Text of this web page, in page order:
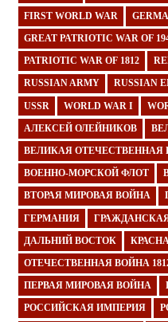
FIRST WORLD WAR
GREAT PATRIOTIC WAR OF
PATRIOTIC WAR OF 1812
RUSSIAN ARMY RUSSIAN
USSR WORLD WAR I
АЛЕКСЕЙ ОЛЕЙНИКОВ
ВЕЛИКАЯ ОТЕЧЕСТВЕННАЯ
ВОЕННО-МОРСКОЙ ФЛОТ
ВТОРАЯ МИРОВАЯ ВОЙНА
ГЕРМАНИЯ
ДАЛЬНИЙ ВОСТОК
ОТЕЧЕСТВЕННАЯ ВОЙНА
ПЕРВАЯ МИРОВАЯ ВОЙНА
РОССИЙСКАЯ ИМПЕРИЯ